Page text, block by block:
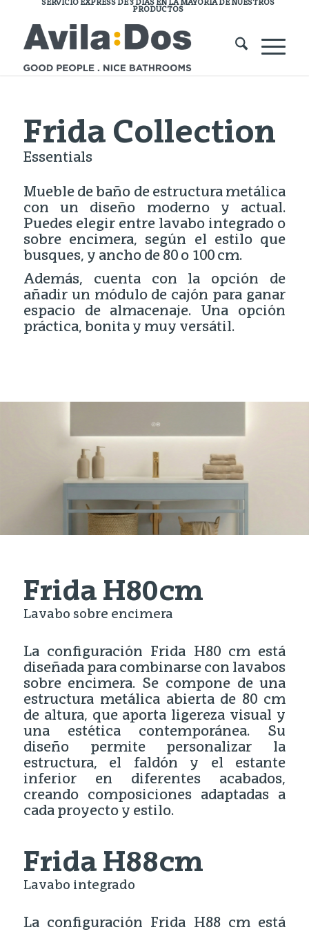
SERVICIO EXPRESS DE 3 DÍAS EN LA MAYORÍA DE NUESTROS
PRODUCTOS
Frida Collection
Essentials
Mueble de baño de estructura metálica
con un diseño moderno y actual.
Puedes elegir entre lavabo integrado o
sobre encimera, según el estilo que
busques, y ancho de 80 o 100 cm.
Además, cuenta con la opción de
añadir un módulo de cajón para ganar
espacio de almacenaje. Una opción
práctica, bonita y muy versátil.
Frida H80cm
Lavabo sobre encimera
La configuración Frida H80 cm está
diseñada para combinarse con lavabos
sobre encimera. Se compone de una
estructura metálica abierta de 80 cm
de altura, que aporta ligereza visual y
una estética contemporánea. Su
diseño permite personalizar la
estructura, el faldón y el estante
inferior en diferentes acabados,
creando composiciones adaptadas a
cada proyecto y estilo.
Frida H88cm
Lavabo integrado
La configuración Frida H88 cm está